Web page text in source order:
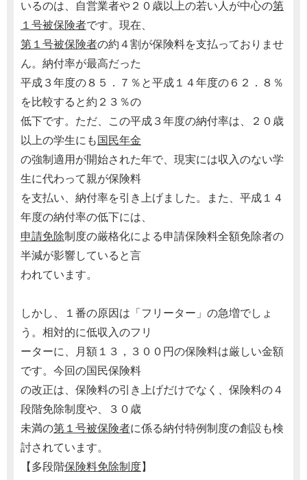
いるのは、自営業者や２０歳以上の若い人が中心の第
１号被保険者です。現在、
第１号被保険者の約４割が保険料を支払っておりませ
ん。納付率が最高だった
平成３年度の８５．７％と平成１４年度の６２．８％
を比較すると約２３％の
低下です。ただ、この平成３年度の納付率は、２０歳
以上の学生にも国民年金
の強制適用が開始された年で、現実には収入のない学
生に代わって親が保険料
を支払い、納付率を引き上げました。また、平成１４
年度の納付率の低下には、
申請免除制度の厳格化による申請保険料全額免除者の
半減が影響していると言
われています。
しかし、１番の原因は「フリーター」の急増でしょ
う。相対的に低収入のフリ
ーターに、月額１３，３００円の保険料は厳しい金額
です。今回の国民保険料
の改正は、保険料の引き上げだけでなく、保険料の４
段階免除制度や、３０歳
未満の第１号被保険者に係る納付特例制度の創設も検
討されています。
【多段階保険料免除制度】